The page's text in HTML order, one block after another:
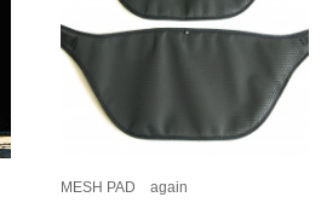
MESH PAD again